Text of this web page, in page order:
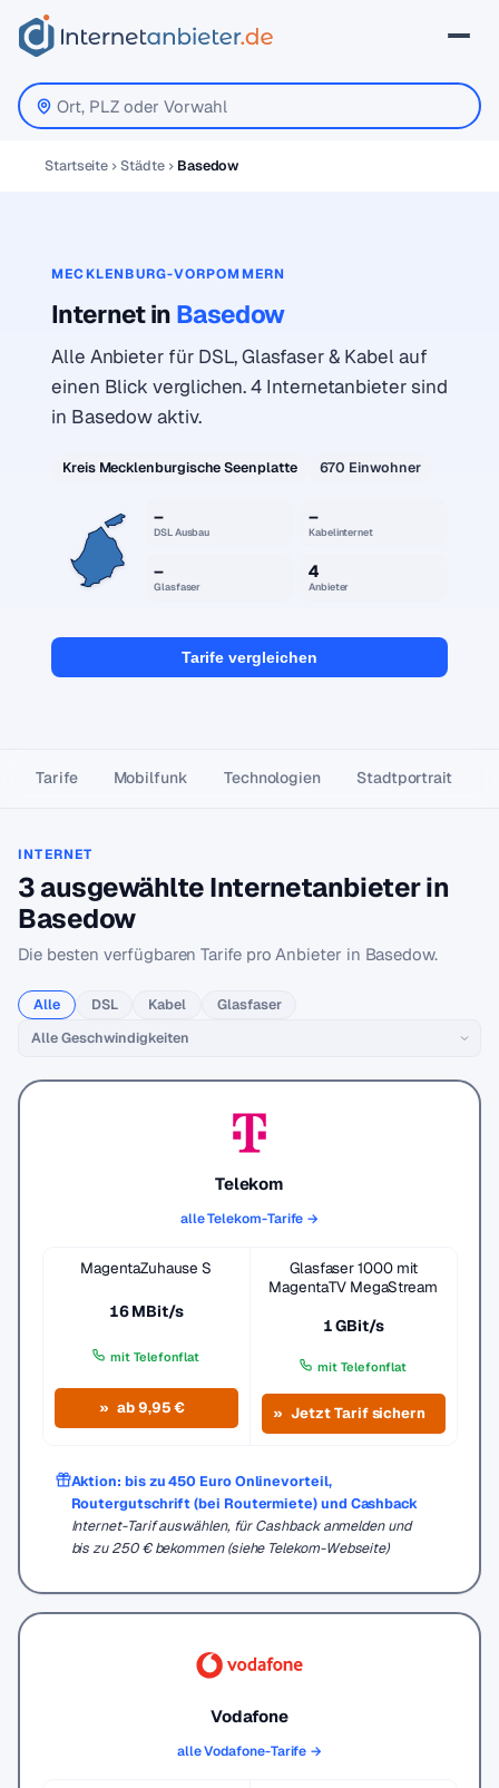
Startseite Städte Basedow
MECKLENBURG-VORPOMMERN
Internet in Basedow
Alle Anbieter für DSL, Glasfaser & Kabel auf
einen Blick verglichen. 4 Internetanbieter sind
in Basedow aktiv.
Kreis Mecklenburgische Seenplatte 670 Einwohner
–
DSL Ausbau
–
Kabelinternet
–
Glasfaser
4
Anbieter
Tarife vergleichen
Tarife Mobilfunk Technologien Stadtportrait
INTERNET
3 ausgewählte Internetanbieter in
Basedow
Die besten verfügbaren Tarife pro Anbieter in Basedow.
Alle DSL Kabel Glasfaser
Telekom
alle Telekom-Tarife →
MagentaZuhause S
16 MBit/s
mit Telefonflat
ab 9,95 €
Glasfaser 1000 mit
MagentaTV MegaStream
1 GBit/s
mit Telefonflat
Jetzt Tarif sichern
Aktion: bis zu 450 Euro Onlinevorteil,
Routergutschrift (bei Routermiete) und Cashback
Internet-Tarif auswählen, für Cashback anmelden und
bis zu 250 € bekommen (siehe Telekom-Webseite)
Vodafone
alle Vodafone-Tarife →